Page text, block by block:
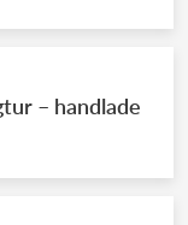
– handlade